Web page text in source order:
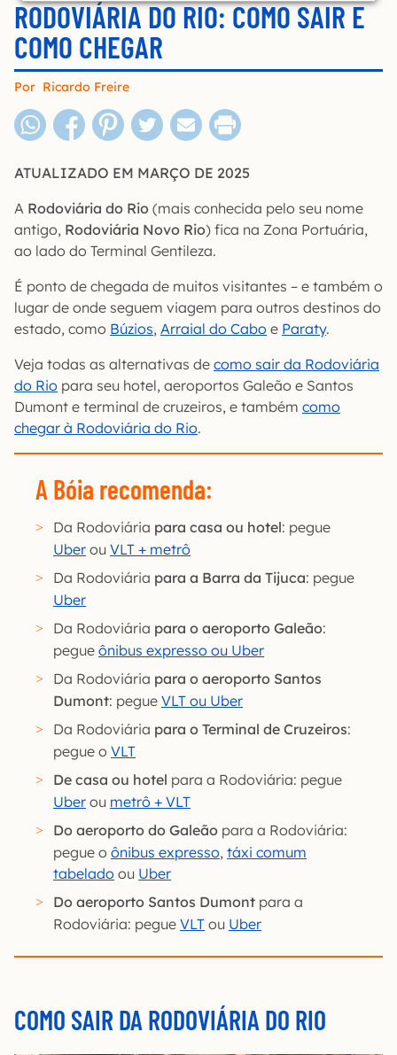
RODOVIÁRIA DO RIO: COMO SAIR E
COMO CHEGAR
Por Ricardo Freire
ATUALIZADO EM MARÇO DE 2025
A Rodoviária do Rio (mais conhecida pelo seu nome
antigo, Rodoviária Novo Rio) fica na Zona Portuária,
ao lado do Terminal Gentileza.
É ponto de chegada de muitos visitantes – e também o
lugar de onde seguem viagem para outros destinos do
estado, como Búzios, Arraial do Cabo e Paraty.
Veja todas as alternativas de como sair da Rodoviária
do Rio para seu hotel, aeroportos Galeão e Santos
Dumont e terminal de cruzeiros, e também como
chegar à Rodoviária do Rio.
A Bóia recomenda:
Da Rodoviária para casa ou hotel: pegue
Uber ou VLT + metrô
Da Rodoviária para a Barra da Tijuca: pegue
Uber
Da Rodoviária para o aeroporto Galeão:
pegue ônibus expresso ou Uber
Da Rodoviária para o aeroporto Santos
Dumont: pegue VLT ou Uber
Da Rodoviária para o Terminal de Cruzeiros:
pegue o VLT
De casa ou hotel para a Rodoviária: pegue
Uber ou metrô + VLT
Do aeroporto do Galeão para a Rodoviária:
pegue o ônibus expresso, táxi comum
tabelado ou Uber
Do aeroporto Santos Dumont para a
Rodoviária: pegue VLT ou Uber
COMO SAIR DA RODOVIÁRIA DO RIO